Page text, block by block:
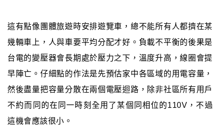
這有點像團體旅遊時安排遊覽車，總不能所有人都擠在某
幾輛車上，人與車要平均分配才好。負載不平衡的後果是
台電的變壓器會長期處於壓力之下，溫度升高，線圈會提
早陣亡。仔細點的作法是先預估家中各區域的用電容量，
然後盡量把容量分散在兩個電壓迴路，除非社區所有用戶
不約而同的在同一時刻全用了某個同相位的110V，不過
這機會應該很小。